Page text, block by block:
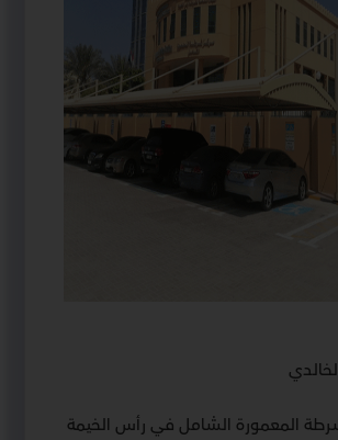
المعمورة الشامل في رأس الخيمة